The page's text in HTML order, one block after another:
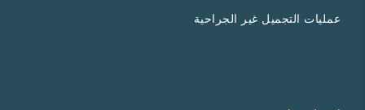
عمليات التجميل غير الجراحية